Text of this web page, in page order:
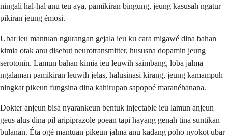
ningali hal-hal anu teu aya, pamikiran bingung, jeung kasusah ngatur
pikiran jeung émosi.
Ubar ieu mantuan ngurangan gejala ieu ku cara migawé dina bahan
kimia otak anu disebut neurotransmitter, hususna dopamin jeung
serotonin. Lamun bahan kimia ieu leuwih saimbang, loba jalma
ngalaman pamikiran leuwih jelas, halusinasi kirang, jeung kamampuh
ningkat pikeun fungsina dina kahirupan sapopoé maranéhanana.
Dokter anjeun bisa nyarankeun bentuk injectable ieu lamun anjeun
geus alus dina pil aripiprazole poean tapi hayang genah tina suntikan
bulanan. Éta ogé mantuan pikeun jalma anu kadang poho nyokot ubar